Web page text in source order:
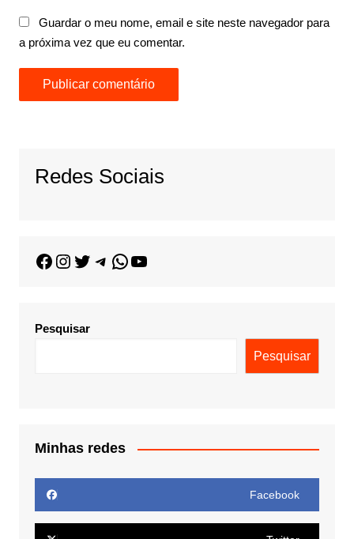
Guardar o meu nome, email e site neste navegador para
a próxima vez que eu comentar.
Redes Sociais
Pesquisar
Pesquisar
Minhas redes
Facebook